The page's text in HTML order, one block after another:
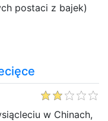
postaci z bajek)
w Chinach,